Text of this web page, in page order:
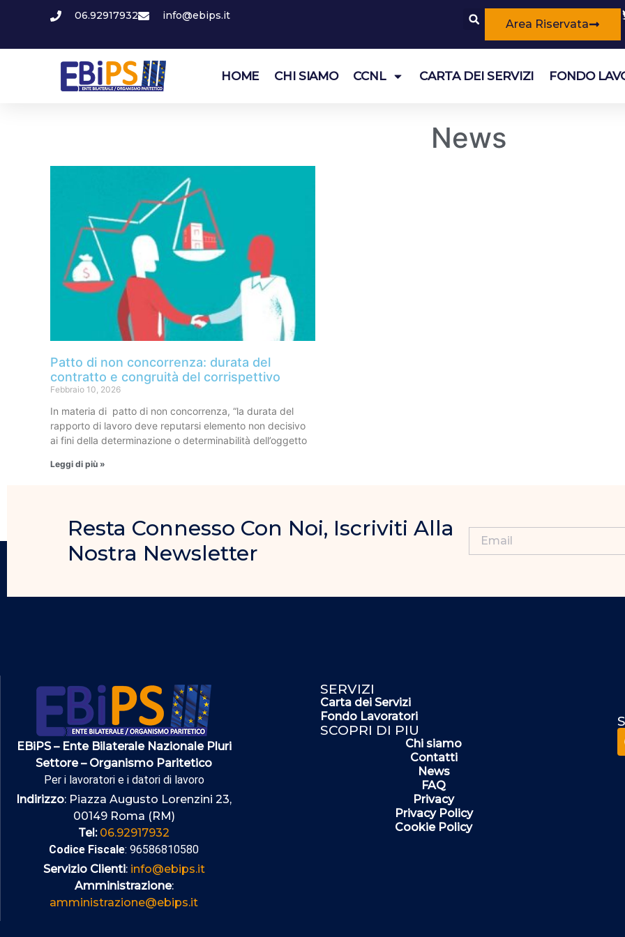
06.92917932 info@ebips.it
Area Riservata
HOME CHI SIAMO CCNL CARTA DEI SERVIZI FONDO
News
Patto di non concorrenza: durata del
contratto e congruità del corrispettivo
Febbraio 10, 2026
In materia di patto di non concorrenza, “la durata del
rapporto di lavoro deve reputarsi elemento non decisivo
ai fini della determinazione o determinabilità dell’oggetto
Leggi di più »
Resta Connesso Con Noi, Iscriviti Alla
Nostra Newsletter
EBiPS – Ente Bilaterale Nazionale Pluri
Settore – Organismo Paritetico
Per i lavoratori e i datori di lavoro
Indirizzo: Piazza Augusto Lorenzini 23,
00149 Roma (RM)
Tel: 06.92917932
Codice Fiscale: 96586810580
Servizio Clienti: info@ebips.it
Amministrazione:
amministrazione@ebips.it
SERVIZI
Carta dei Servizi
Fondo Lavoratori
SCOPRI DI PIU
Chi siamo
Contatti
News
FAQ
Privacy
Privacy Policy
Cookie Policy